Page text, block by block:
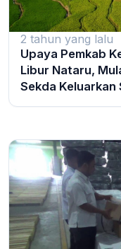
2 tahun yang lalu
Upaya Pemkab
Libur Nataru,
Sekda Keluarkan